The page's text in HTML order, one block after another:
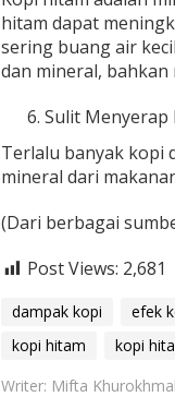
hitam dapat
sering buang air
dan mineral,
Sulit Menyerap
Terlalu banyak kopi
mineral dari
(Dari berbagai
Post Views: 2,681
dampak kopi efek
kopi hitam
kopi
Writer: Mifta